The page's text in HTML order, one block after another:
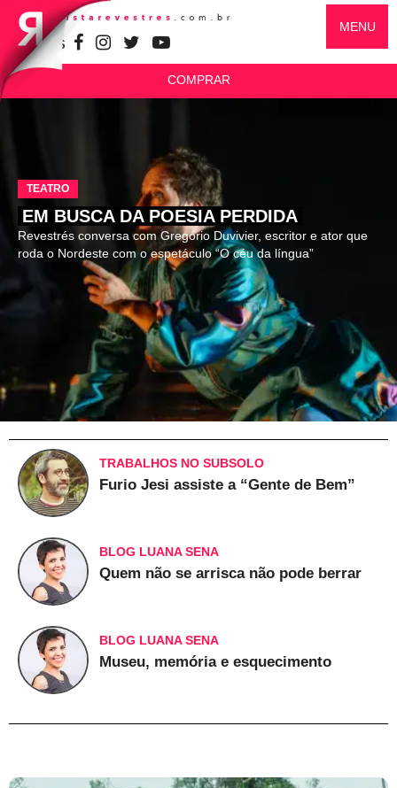
SIGA-NOS
MENU
COMPRAR
TEATRO
EM BUSCA DA POESIA PERDIDA
Revestrés conversa com Gregório Duvivier, escritor e ator que
roda o Nordeste com o espetáculo “O céu da língua”
TRABALHOS NO SUBSOLO
Furio Jesi assiste a “Gente de Bem”
BLOG LUANA SENA
Quem não se arrisca não pode berrar
BLOG LUANA SENA
Museu, memória e esquecimento